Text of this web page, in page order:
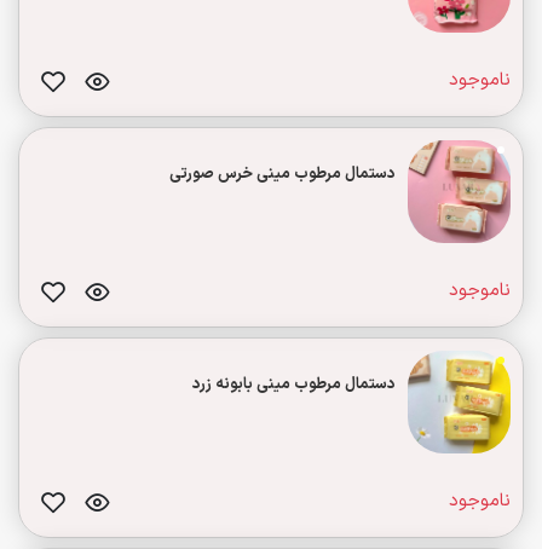
ناموجود
دستمال مرطوب مینی خرس صورتی
ناموجود
دستمال مرطوب مینی بابونه زرد
ناموجود